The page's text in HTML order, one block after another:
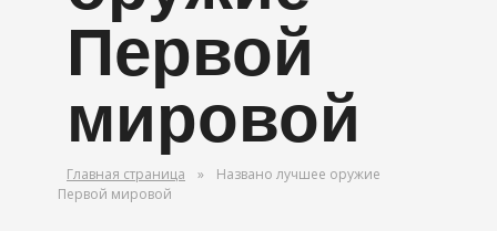
Первой
мировой
Главная страница »
Названо лучшее оружие
Первой мировой